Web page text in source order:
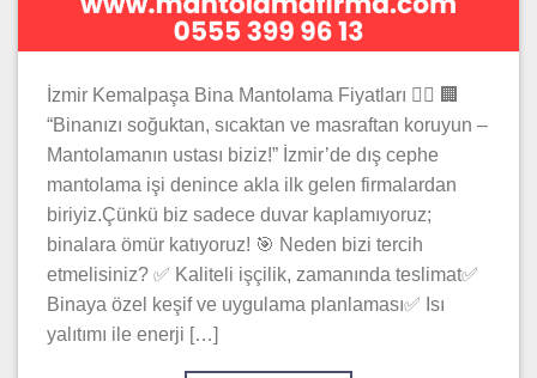
İzmir Kemalpaşa Bina Mantolama Fiyatları 👷‍♂️ 🏢
“Binanızı soğuktan, sıcaktan ve masraftan koruyun –
Mantolamanın ustası biziz!” İzmir’de dış cephe
mantolama işi denince akla ilk gelen firmalardan
biriyiz.Çünkü biz sadece duvar kaplamıyoruz;
binalara ömür katıyoruz! 🎯 Neden bizi tercih
etmelisiniz? ✅ Kaliteli işçilik, zamanında teslimat✅
Binaya özel keşif ve uygulama planlaması✅ Isı
yalıtımı ile enerji […]